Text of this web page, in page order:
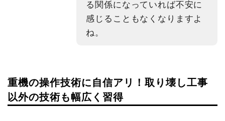
る関係になっていれば不安に
感じることもなくなりますよ
ね。
重機の操作技術に自信アリ！取り壊し工事
以外の技術も幅広く習得